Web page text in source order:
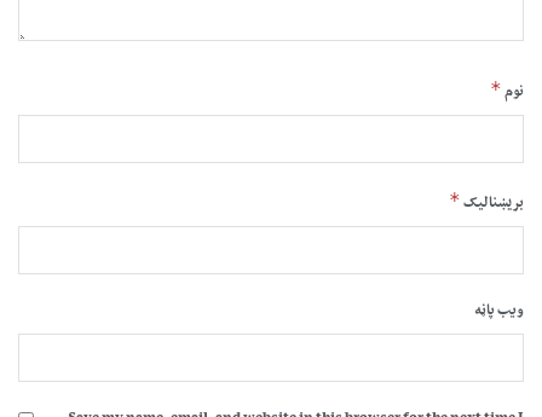
نوم*
بریښنالیک*
ویب پاڼه